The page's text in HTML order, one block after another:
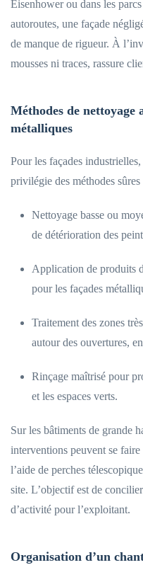
Eisenhower ou dans les
autoroutes, une façade
de manque de rigueur. À
mousses ni traces, rassure
Méthodes de nettoyage
métalliques
Pour les façades
privilégie des méthodes
Nettoyage basse ou
de détérioration des
Application de produits
pour les façades
Traitement des zones
autour des ouvertures,
Rinçage maîtrisé pour
et les espaces verts.
Sur les bâtiments de grande
interventions peuvent se
l’aide de perches
site. L’objectif est de
d’activité pour l’exploitant.
Organisation d’un